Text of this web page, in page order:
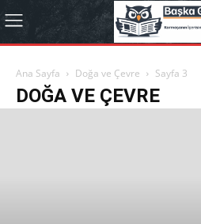
Ana Sayfa Doğa ve Çevre Sayfa 3
DOĞA VE ÇEVRE